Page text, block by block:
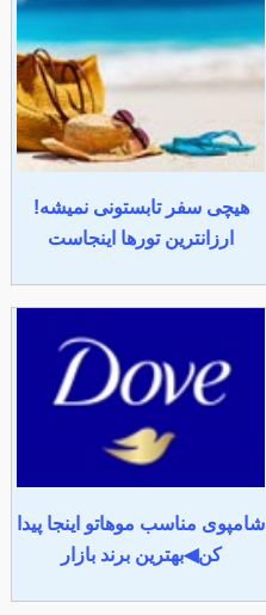
هیچی سفر تابستونی نمیشه!
ارزانترین تورها اینجاست
شامپوی مناسب موهاتو اینجا پیدا
کن◀بهترین برند بازار